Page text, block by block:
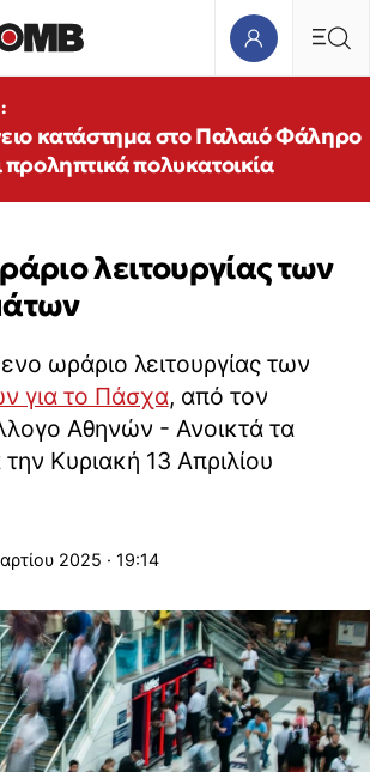
κατάστημα στο Παλαιό Φάληρο
πολυκατοικία
λειτουργίας των
ωράριο λειτουργίας των
για το Πάσχα, από τον
Αθηνών - Ανοικτά τα
Κυριακή 13 Απριλίου
2025 · 19:14